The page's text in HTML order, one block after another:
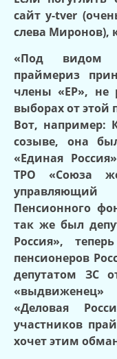
сайт y-tver
слева Миронов),
«Под видом
праймериз
члены «ЕР», не
выборах от этой
Вот, например:
созыве, она
«Единая
ТРО «Союза
Пенсионного
так же был
Россия»,
пенсионеров
депутатом ЗС
«Деловая
участников
хочет этим